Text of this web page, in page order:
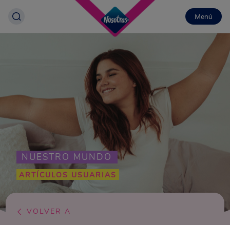
Menú
NUESTRO MUNDO
ARTÍCULOS USUARIAS
VOLVER A